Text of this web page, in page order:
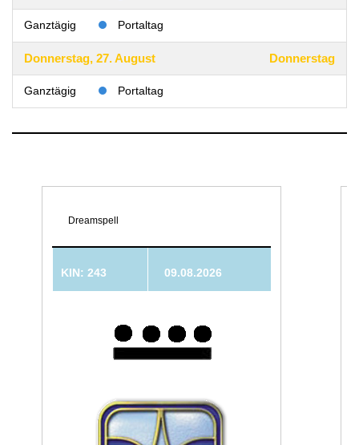
Ganztägig Portaltag
Donnerstag, 27. August Donnerstag
Ganztägig Portaltag
Dreamspell
KIN: 243 09.08.2026